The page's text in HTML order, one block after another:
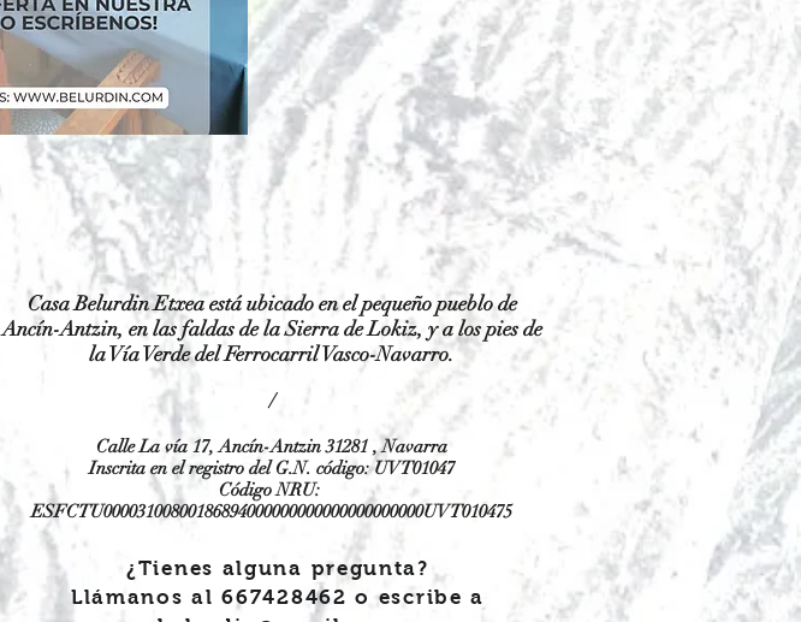
Casa Belurdin Etxea está ubicado en el pequeño pueblo de
Ancín-Antzin, en las faldas de la Sierra de Lokiz, y a los pies de
la Vía Verde del Ferrocarril Vasco-Navarro.
/
Calle La vía 17, Ancín-Antzin 31281 , Navarra
Inscrita en el registro del G.N. código: UVT01047
Código NRU:
ESFCTU00003100800186894000000000000000000000UVT010475
¿Tienes alguna pregunta?
Llámanos al 667428462 o escribe a